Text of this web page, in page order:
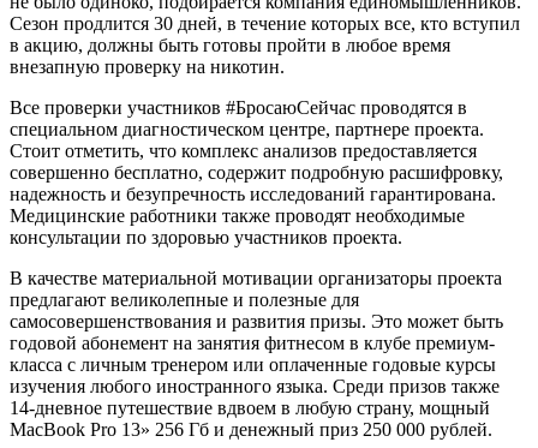
Сезон продлится 30 дней, в течение которых все, кто вступил
в акцию, должны быть готовы пройти в любое время
внезапную проверку на никотин.
Все проверки участников #БросаюСейчас проводятся в
специальном диагностическом центре, партнере проекта.
Стоит отметить, что комплекс анализов предоставляется
совершенно бесплатно, содержит подробную расшифровку,
надежность и безупречность исследований гарантирована.
Медицинские работники также проводят необходимые
консультации по здоровью участников проекта.
В качестве материальной мотивации организаторы проекта
предлагают великолепные и полезные для
самосовершенствования и развития призы. Это может быть
годовой абонемент на занятия фитнесом в клубе премиум-
класса с личным тренером или оплаченные годовые курсы
изучения любого иностранного языка. Среди призов также
14-дневное путешествие вдвоем в любую страну, мощный
MacBook Pro 13» 256 Гб и денежный приз 250 000 рублей.